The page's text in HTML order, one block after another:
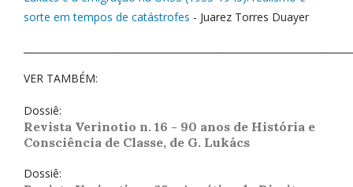
sorte em tempos de catástrofes - Juarez Torres Duayer
VER TAMBÉM:
Dossiê:
Revista Verinotio n. 16 - 90 anos de História e
Consciência de Classe, de G. Lukács
Dossiê: